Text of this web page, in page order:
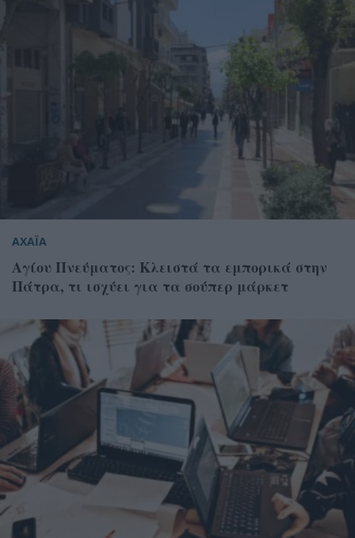
ΑΧΑΪΑ
Αγίου Πνεύματος: Κλειστά τα εμπορικά στην
Πάτρα, τι ισχύει για τα σούπερ μάρκετ